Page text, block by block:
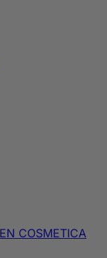
COSMETICA